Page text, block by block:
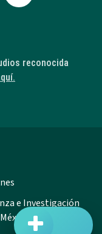
reconocida
e Investigación
2023.